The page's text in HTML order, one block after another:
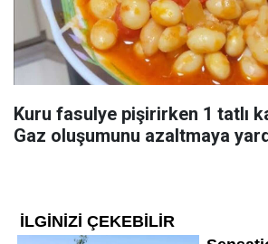
Kuru fasulye pişirirken 1 tatlı
Gaz oluşumunu azaltmaya